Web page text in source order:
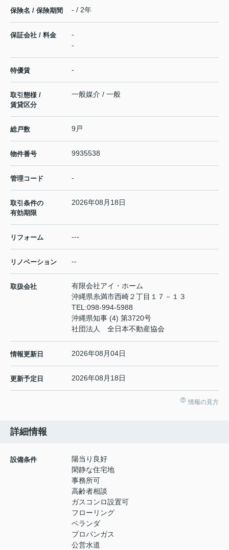
保険名 / 保険期間 - / 2年
保証会社 / 料金
-
-
特優賃 -
取引態様 /
賃貸区分
一般媒介 / 一般
総戸数 9戸
物件番号 9935538
管理コード -
取引条件の
有効期限
2026年08月18日
リフォーム ---
リノベーション --
取扱会社
有限会社アイ・ホーム
沖縄県糸満市西崎２丁目１７－１３
TEL:098-994-5988
沖縄県知事 (4) 第3720号
社団法人 全日本不動産協会
情報更新日 2026年08月04日
更新予定日 2026年08月18日
情報の見方
詳細情報
設備条件
陽当り良好
閑静な住宅地
事務所可
高齢者相談
ガスコンロ設置可
フローリング
ベランダ
プロパンガス
公営水道